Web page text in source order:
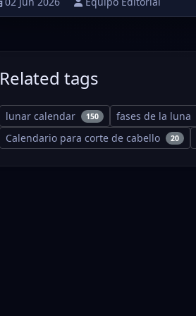
Related tags
lunar calendar 150 fases de la luna
Calendario para corte de cabello 20